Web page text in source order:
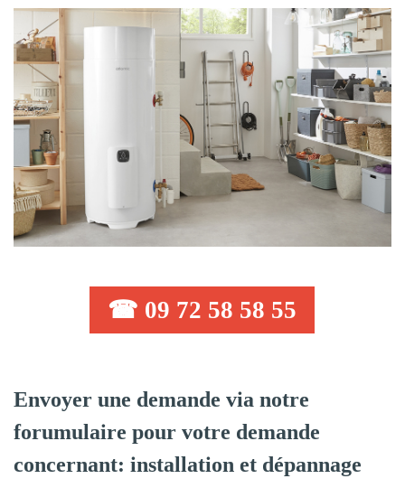
☎ 09 72 58 58 55
Envoyer une demande via notre
forumulaire pour votre demande
concernant: installation et dépannage